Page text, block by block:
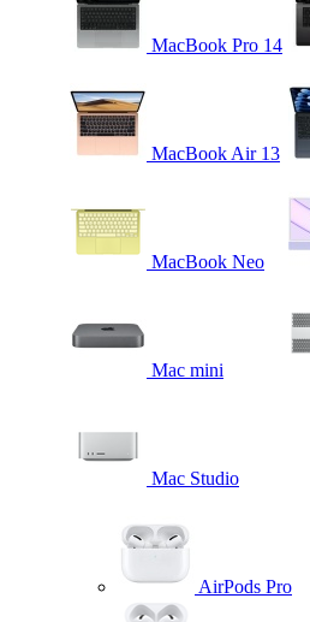
MacBook Pro 14
MacBook Air 13
MacBook Neo
Mac mini
Mac Studio
AirPods Pro